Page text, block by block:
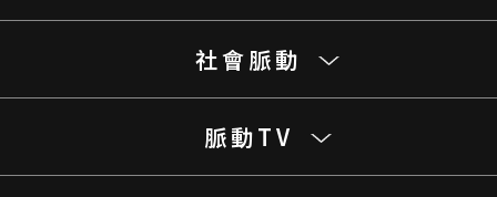
社會脈動
脈動TV